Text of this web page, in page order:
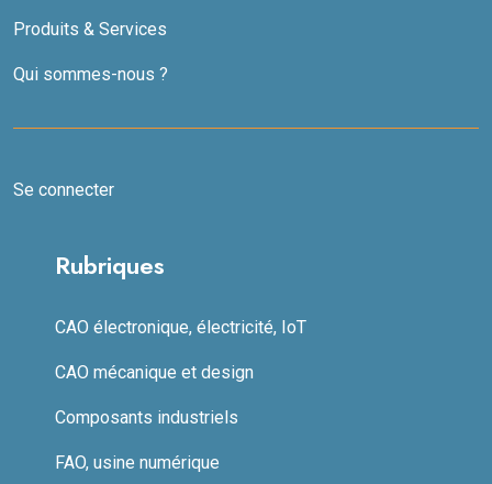
Produits & Services
Qui sommes-nous ?
Se connecter
Rubriques
CAO électronique, électricité, IoT
CAO mécanique et design
Composants industriels
FAO, usine numérique